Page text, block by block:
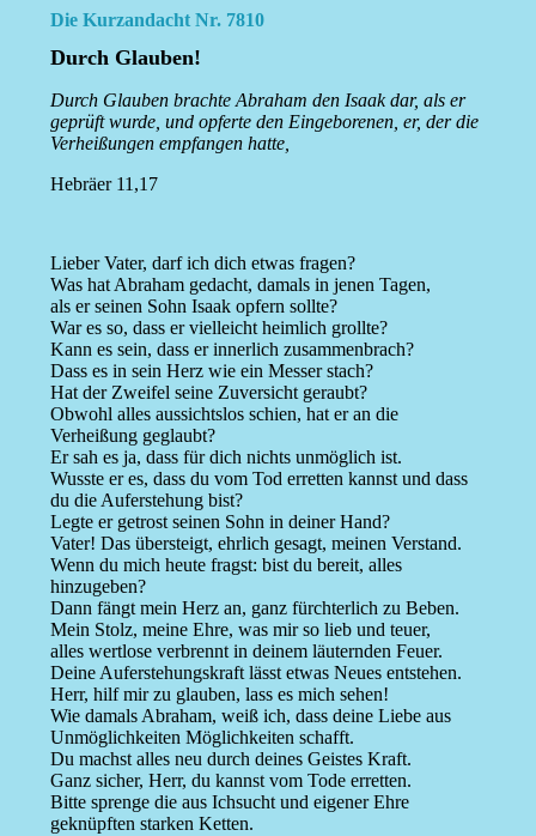
Die Kurzandacht Nr. 7810
Durch Glauben!
Durch Glauben brachte Abraham den Isaak dar, als er
geprüft wurde, und opferte den Eingeborenen, er, der die
Verheißungen empfangen hatte,
Hebräer 11,17
Lieber Vater, darf ich dich etwas fragen?
Was hat Abraham gedacht, damals in jenen Tagen,
als er seinen Sohn Isaak opfern sollte?
War es so, dass er vielleicht heimlich grollte?
Kann es sein, dass er innerlich zusammenbrach?
Dass es in sein Herz wie ein Messer stach?
Hat der Zweifel seine Zuversicht geraubt?
Obwohl alles aussichtslos schien, hat er an die
Verheißung geglaubt?
Er sah es ja, dass für dich nichts unmöglich ist.
Wusste er es, dass du vom Tod erretten kannst und dass
du die Auferstehung bist?
Legte er getrost seinen Sohn in deiner Hand?
Vater! Das übersteigt, ehrlich gesagt, meinen Verstand.
Wenn du mich heute fragst: bist du bereit, alles
hinzugeben?
Dann fängt mein Herz an, ganz fürchterlich zu Beben.
Mein Stolz, meine Ehre, was mir so lieb und teuer,
alles wertlose verbrennt in deinem läuternden Feuer.
Deine Auferstehungskraft lässt etwas Neues entstehen.
Herr, hilf mir zu glauben, lass es mich sehen!
Wie damals Abraham, weiß ich, dass deine Liebe aus
Unmöglichkeiten Möglichkeiten schafft.
Du machst alles neu durch deines Geistes Kraft.
Ganz sicher, Herr, du kannst vom Tode erretten.
Bitte sprenge die aus Ichsucht und eigener Ehre
geknüpften starken Ketten.